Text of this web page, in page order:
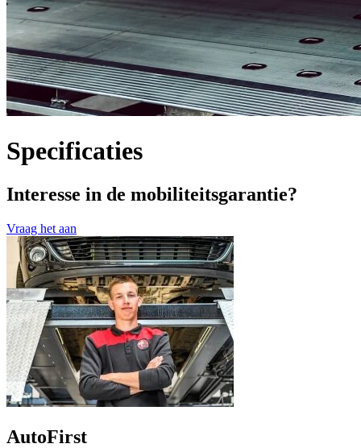
Specificaties
Interesse in de mobiliteitsgarantie?
Vraag het aan
AutoFirst